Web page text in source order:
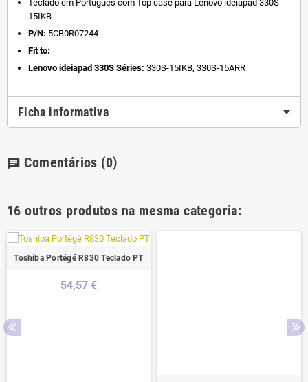
Teclado em Português com Top case para Lenovo ideiapad 330S-
15IKB
P/N: 5CB0R07244
Fit to:
Lenovo ideiapad 330S Séries: 330S-15IKB, 330S-15ARR
Ficha informativa
chat Comentários (0)
16 outros produtos na mesma categoria:
Toshiba Portégé R830 Teclado PT
54,57 €